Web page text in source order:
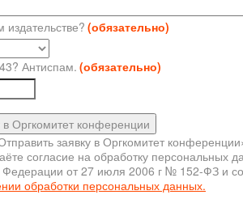
(обязательно)
Антиспам. (обязательно)
в Оргкомитет конференции
заявку в Оргкомитет
согласие на обработку персональных
Федерации от 27 июля 2006 г № 152-ФЗ и
обработки персональных данных.